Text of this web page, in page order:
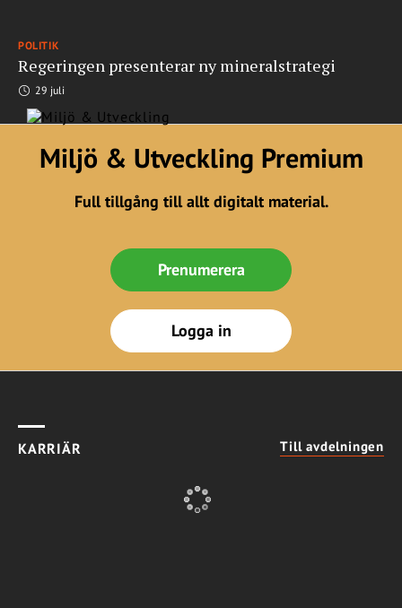
POLITIK
Regeringen presenterar ny mineralstrategi
29 juli
Miljö & Utveckling Premium
Full tillgång till allt digitalt material.
Prenumerera
Logga in
KARRIÄR Till avdelningen